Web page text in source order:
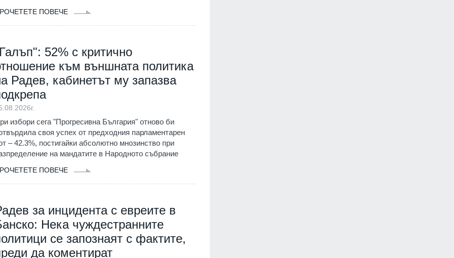
ПОВЕЧЕ
52% с критично
към външната политика
Радев, кабинетът му запазва
избори сега "Прогресивна България" отново би
своя успех от предходния парламентарен
– 42.3%, постигайки абсолютно мнозинство при
на мандатите в Народното събрание
ПОВЕЧЕ
за инцидента с евреите в
Нека чуждестранните
се запознаят с фактите,
да коментират